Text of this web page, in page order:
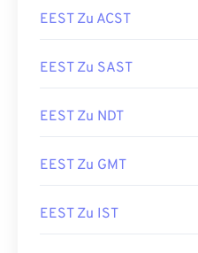
EEST Zu ACST
EEST Zu SAST
EEST Zu NDT
EEST Zu GMT
EEST Zu IST